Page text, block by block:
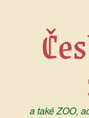
a také ZOO,